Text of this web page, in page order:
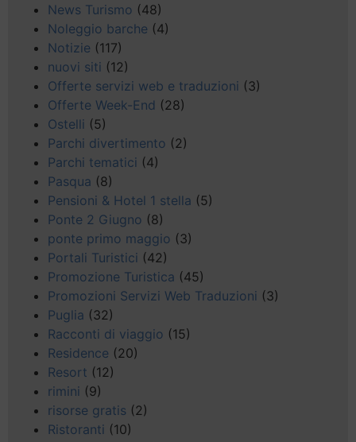
News Turismo (48)
Noleggio barche (4)
Notizie (117)
nuovi siti (12)
Offerte servizi web e traduzioni (3)
Offerte Week-End (28)
Ostelli (5)
Parchi divertimento (2)
Parchi tematici (4)
Pasqua (8)
Pensioni & Hotel 1 stella (5)
Ponte 2 Giugno (8)
ponte primo maggio (3)
Portali Turistici (42)
Promozione Turistica (45)
Promozioni Servizi Web Traduzioni (3)
Puglia (32)
Racconti di viaggio (15)
Residence (20)
Resort (12)
rimini (9)
risorse gratis (2)
Ristoranti (10)